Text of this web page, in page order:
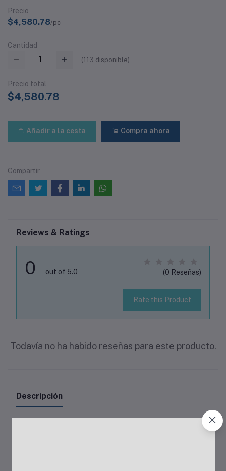
Precio
$4,580.78/pc
Cantidad
(113 disponible)
Precio total
$4,580.78
Añadir a la cesta Compra ahora
Compartir
Reviews & Ratings
0 out of 5.0 (0 Reseñas)
Rate this Product
Todavía no ha habido reseñas para este producto.
Descripción